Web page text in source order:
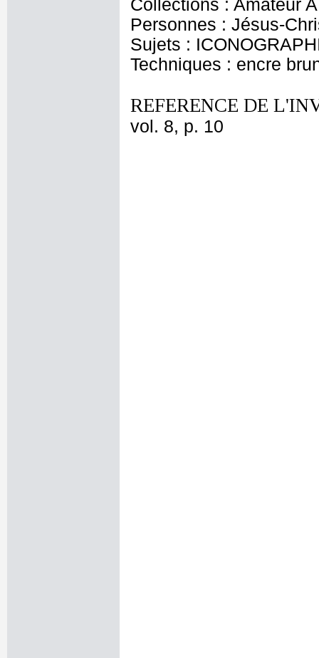
Collections : Amateur
Personnes : Jésus-
Sujets :
Techniques : encre
REFERENCE DE
vol. 8, p. 10